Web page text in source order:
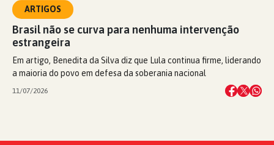
ARTIGOS
Brasil não se curva para nenhuma intervenção
estrangeira
Em artigo, Benedita da Silva diz que Lula continua firme, liderando
a maioria do povo em defesa da soberania nacional
11/07/2026